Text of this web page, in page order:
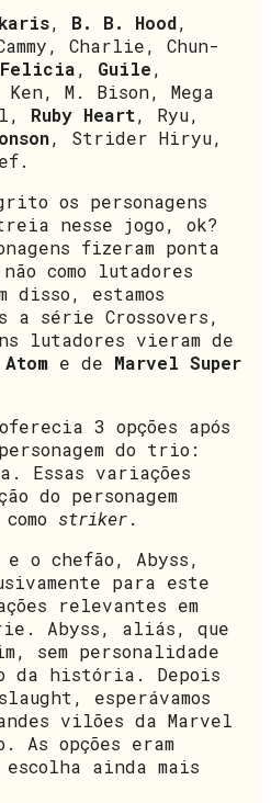
, B. B. Hood,
Charlie, Chun-
Felicia, Guile,
M. Bison, Mega
Ruby Heart, Ryu,
, Strider Hiryu,
os personagens
nesse jogo, ok?
fizeram ponta
como lutadores
disso, estamos
a série Crossovers,
lutadores vieram de
e de Marvel Super
3 opções após
do trio:
Essas variações
do personagem
striker.
e o chefão, Abyss,
para este
relevantes em
Abyss, aliás, que
sem personalidade
da história. Depois
esperávamos
vilões da Marvel
As opções eram
ainda mais